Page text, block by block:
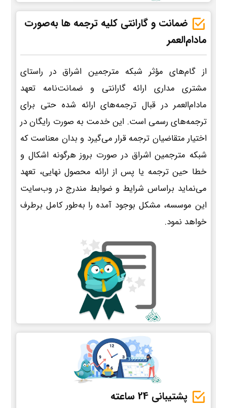
ضمانت و گارانتی کلیه ترجمه ها به‌صورت
مادام‌العمر
از گام‌های مؤثر شبکه مترجمین اشراق در راستای
مشتری مداری ارائه گارانتی و ضمانت‌نامه تعهد
مادام‌العمر در قبال ترجمه‌های ارائه شده حتی برای
ترجمه‌های رسمی است. این خدمت به صورت رایگان در
اختیار متقاضیان ترجمه قرار می‌گیرد و بدان معناست که
شبکه مترجمین اشراق در صورت بروز هرگونه اشکال و
خطا حین ترجمه یا پس از ارائه محصول نهایی، تعهد
می‌نماید براساس شرایط و ضوابط مندرج در وب‌سایت
این موسسه، مشکل بوجود آمده را به‌طور کامل برطرف
خواهد نمود.
پشتیبانی 24 ساعته